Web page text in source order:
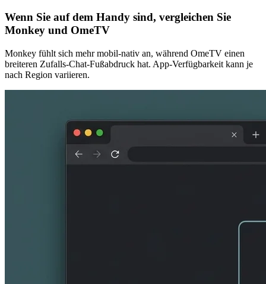
Wenn Sie auf dem Handy sind, vergleichen Sie
Monkey und OmeTV
Monkey fühlt sich mehr mobil-nativ an, während OmeTV einen
breiteren Zufalls-Chat-Fußabdruck hat. App-Verfügbarkeit kann je
nach Region variieren.